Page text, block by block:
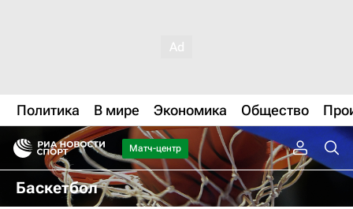
Политика В мире Экономика Общество
Матч-центр
Баскетбол